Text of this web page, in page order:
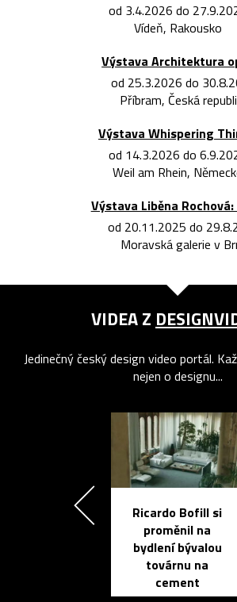
od 3.4.2026 do
Vídeň, Rakousko
Výstava Architektura
od 25.3.2026 do
Příbram, Česká
Výstava Whispering
od 14.3.2026 do
Weil am Rhein,
Výstava Liběna
od 20.11.2025 do
Moravská galerie v
VIDEA Z
Jedinečný český design video portál.
nejen o designu...
Ricardo Bofill si
proměnil na
bydlení bývalou
továrnu na
cement